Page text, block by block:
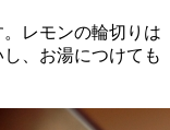
レモンの輪切りは
、お湯につけても